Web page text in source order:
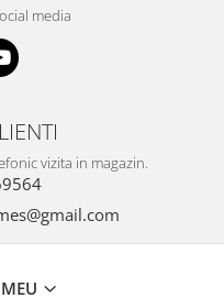
media
vizita in magazin.